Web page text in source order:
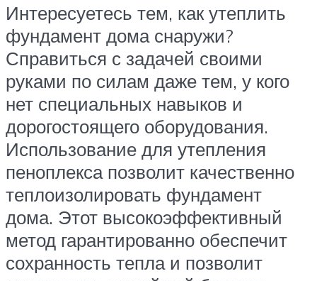
Интересуетесь тем, как утеплить
фундамент дома снаружи?
Справиться с задачей своими
руками по силам даже тем, у кого
нет специальных навыков и
дорогостоящего оборудования.
Использование для утепления
пеноплекса позволит качественно
теплоизолировать фундамент
дома. Этот высокоэффективный
метод гарантированно обеспечит
сохранность тепла и позволит